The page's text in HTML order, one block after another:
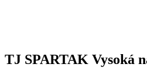
TJ SPARTAK Vysoká